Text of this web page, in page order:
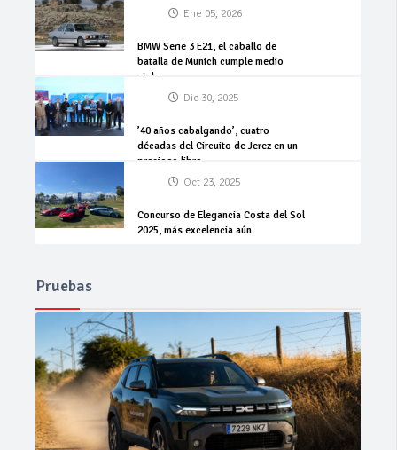
Ene 05, 2026
BMW Serie 3 E21, el caballo de
batalla de Munich cumple medio
siglo
Dic 30, 2025
’40 años cabalgando’, cuatro
décadas del Circuito de Jerez en un
precioso libro
Oct 23, 2025
Concurso de Elegancia Costa del Sol
2025, más excelencia aún
Pruebas